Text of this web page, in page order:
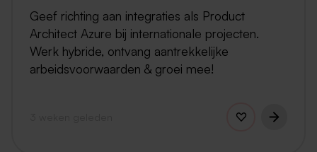
Geef richting aan integraties als Product
Architect Azure bij internationale projecten.
Werk hybride, ontvang aantrekkelijke
arbeidsvoorwaarden & groei mee!